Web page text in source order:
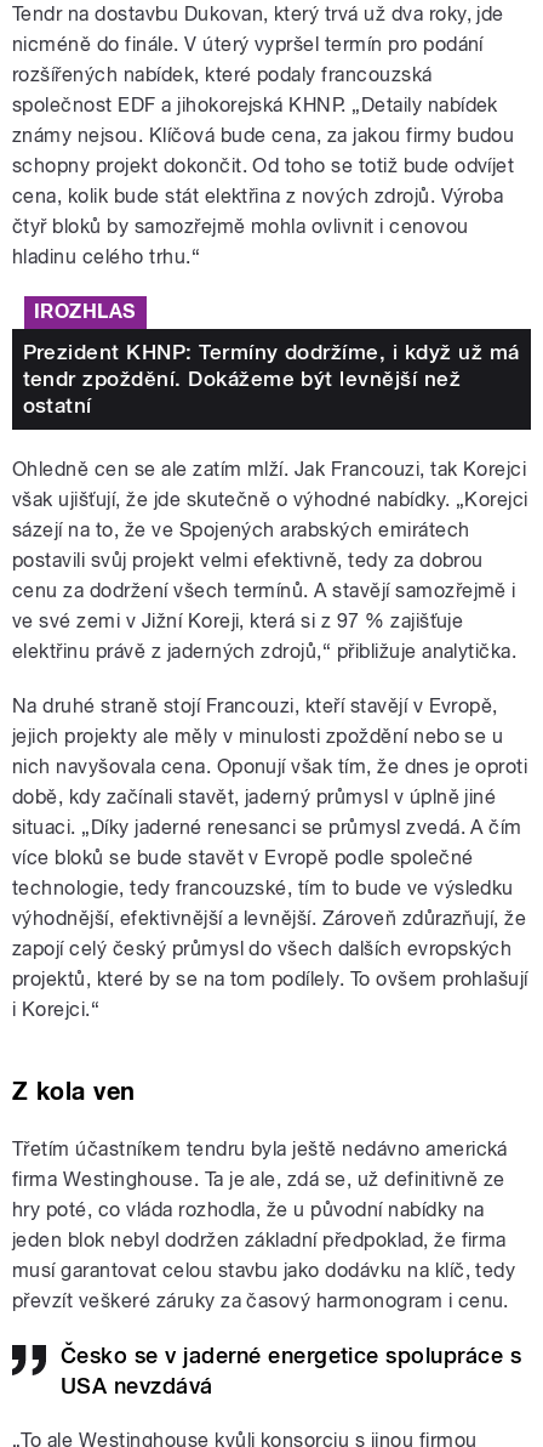
Tendr na dostavbu Dukovan, který trvá už dva roky, jde
nicméně do finále. V úterý vypršel termín pro podání
rozšířených nabídek, které podaly francouzská
společnost EDF a jihokorejská KHNP. „Detaily nabídek
známy nejsou. Klíčová bude cena, za jakou firmy budou
schopny projekt dokončit. Od toho se totiž bude odvíjet
cena, kolik bude stát elektřina z nových zdrojů. Výroba
čtyř bloků by samozřejmě mohla ovlivnit i cenovou
hladinu celého trhu.“
IROZHLAS
Prezident KHNP: Termíny dodržíme, i když už má
tendr zpoždění. Dokážeme být levnější než
ostatní
Ohledně cen se ale zatím mlží. Jak Francouzi, tak Korejci
však ujišťují, že jde skutečně o výhodné nabídky. „Korejci
sázejí na to, že ve Spojených arabských emirátech
postavili svůj projekt velmi efektivně, tedy za dobrou
cenu za dodržení všech termínů. A stavějí samozřejmě i
ve své zemi v Jižní Koreji, která si z 97 % zajišťuje
elektřinu právě z jaderných zdrojů,“ přibližuje analytička.
Na druhé straně stojí Francouzi, kteří stavějí v Evropě,
jejich projekty ale měly v minulosti zpoždění nebo se u
nich navyšovala cena. Oponují však tím, že dnes je oproti
době, kdy začínali stavět, jaderný průmysl v úplně jiné
situaci. „Díky jaderné renesanci se průmysl zvedá. A čím
více bloků se bude stavět v Evropě podle společné
technologie, tedy francouzské, tím to bude ve výsledku
výhodnější, efektivnější a levnější. Zároveň zdůrazňují, že
zapojí celý český průmysl do všech dalších evropských
projektů, které by se na tom podílely. To ovšem prohlašují
i Korejci.“
Z kola ven
Třetím účastníkem tendru byla ještě nedávno americká
firma Westinghouse. Ta je ale, zdá se, už definitivně ze
hry poté, co vláda rozhodla, že u původní nabídky na
jeden blok nebyl dodržen základní předpoklad, že firma
musí garantovat celou stavbu jako dodávku na klíč, tedy
převzít veškeré záruky za časový harmonogram i cenu.
Česko se v jaderné energetice spolupráce s
USA nevzdává
„To ale Westinghouse kvůli konsorciu s jinou firmou